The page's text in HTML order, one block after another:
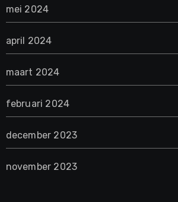
mei 2024
april 2024
maart 2024
februari 2024
december 2023
november 2023